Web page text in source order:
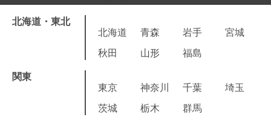
北海道・東北
北海道
青森 岩手
宮城
秋田
山形 福島
関東
東京
神奈川 千葉
埼玉
茨城
栃木 群馬